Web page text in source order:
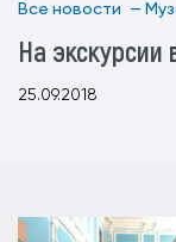
Все новости —
На экскурсии
25.09.2018